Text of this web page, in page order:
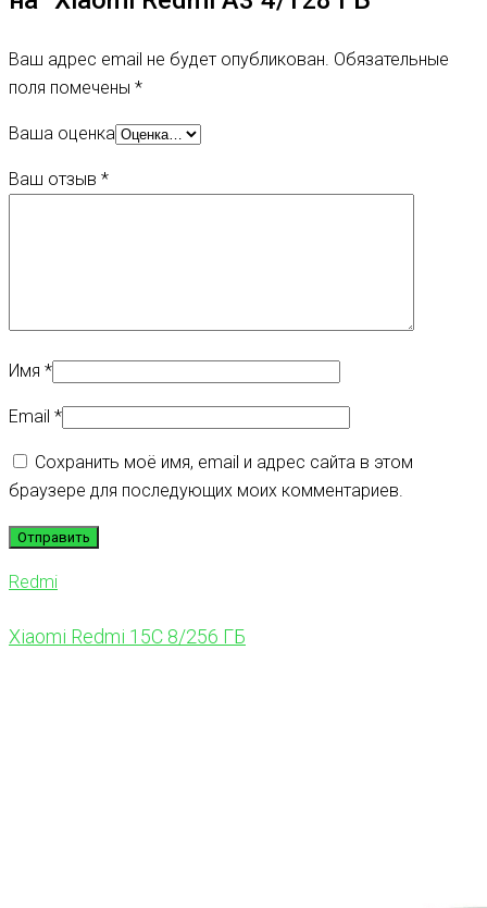
Ваш адрес email не будет опубликован. Обязательные
поля помечены *
Ваша оценка
Ваш отзыв *
Имя *
Email *
Сохранить моё имя, email и адрес сайта в этом
браузере для последующих моих комментариев.
Redmi
Xiaomi Redmi 15C 8/256 ГБ